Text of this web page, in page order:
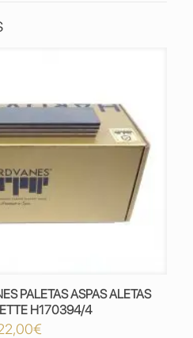
PALETAS ASPAS ALETAS
H170394/4
€